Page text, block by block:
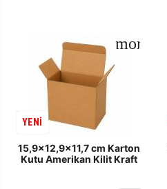
15,9x12,9x11,7 cm Karton
Kutu Amerikan Kilit Kraft
YENİ